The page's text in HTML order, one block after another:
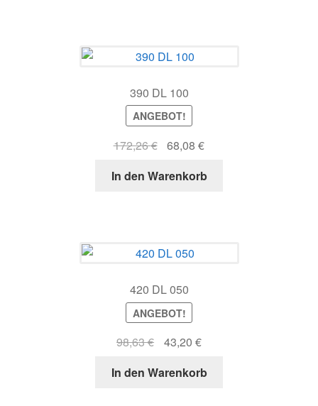
390 DL 100
ANGEBOT!
172,26€ Ursprünglicher
war:
68,08€Aktueller
ist:
In den Warenkorb
420 DL 050
ANGEBOT!
98,63€
Ursprünglicher
war:
43,20 €Aktueller
ist:
In den Warenkorb